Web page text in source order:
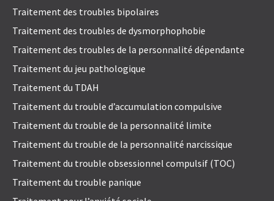
Traitement des troubles bipolaires
Traitement des troubles de dysmorphophobie
Traitement des troubles de la personnalité dépendante
Traitement du jeu pathologique
Traitement du TDAH
Traitement du trouble d’accumulation compulsive
Traitement du trouble de la personnalité limite
Traitement du trouble de la personnalité narcissique
Traitement du trouble obsessionnel compulsif (TOC)
Traitement du trouble panique